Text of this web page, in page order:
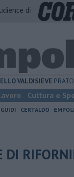
di
VALDISIEVE
Cultura e
CERTALDO